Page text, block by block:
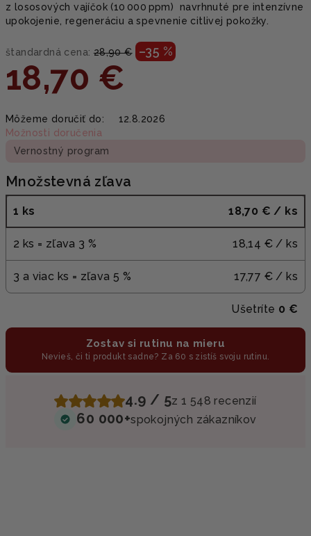
z lososových vajíčok (10 000 ppm) navrhnuté pre intenzívne
upokojenie, regeneráciu a spevnenie citlivej pokožky.
štandardná cena: 28,90 € –35 %
18,70 €
cena:
Môžeme doručiť do:
12.8.2026
Možnosti doručenia
Vernostný program
Množstevná zľava
1 ks 18,70 € / ks
2 ks = zľava 3 % 18,14 € / ks
3 a viac ks = zľava 5 % 17,77 € / ks
Ušetríte 0 €
Zostav si rutinu na mieru
Nevieš, či ti produkt sadne? Za 60 s zistíš svoju rutinu.
4.9 / 5z 1 548 recenzií
60 000+spokojných zákazníkov